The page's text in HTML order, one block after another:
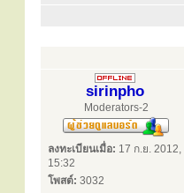
sirinpho
Moderators-2
ลงทะเบียนเมื่อ: 17 ก.ย. 2012,
15:32
โพสต์: 3032